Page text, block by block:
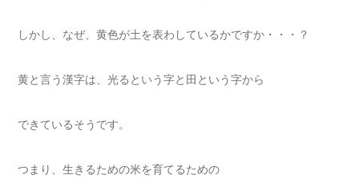
しかし、なぜ、黄色が土を表わしているかですか・・・？
黄と言う漢字は、光るという字と田という字から
できているそうです。
つまり、生きるための米を育てるための